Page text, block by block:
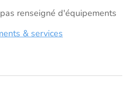
renseigné d'équipements
& services